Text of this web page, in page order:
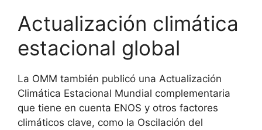
Actualización climática
estacional global
La OMM también publicó una Actualización
Climática Estacional Mundial complementaria
que tiene en cuenta ENOS y otros factores
climáticos clave, como la Oscilación del